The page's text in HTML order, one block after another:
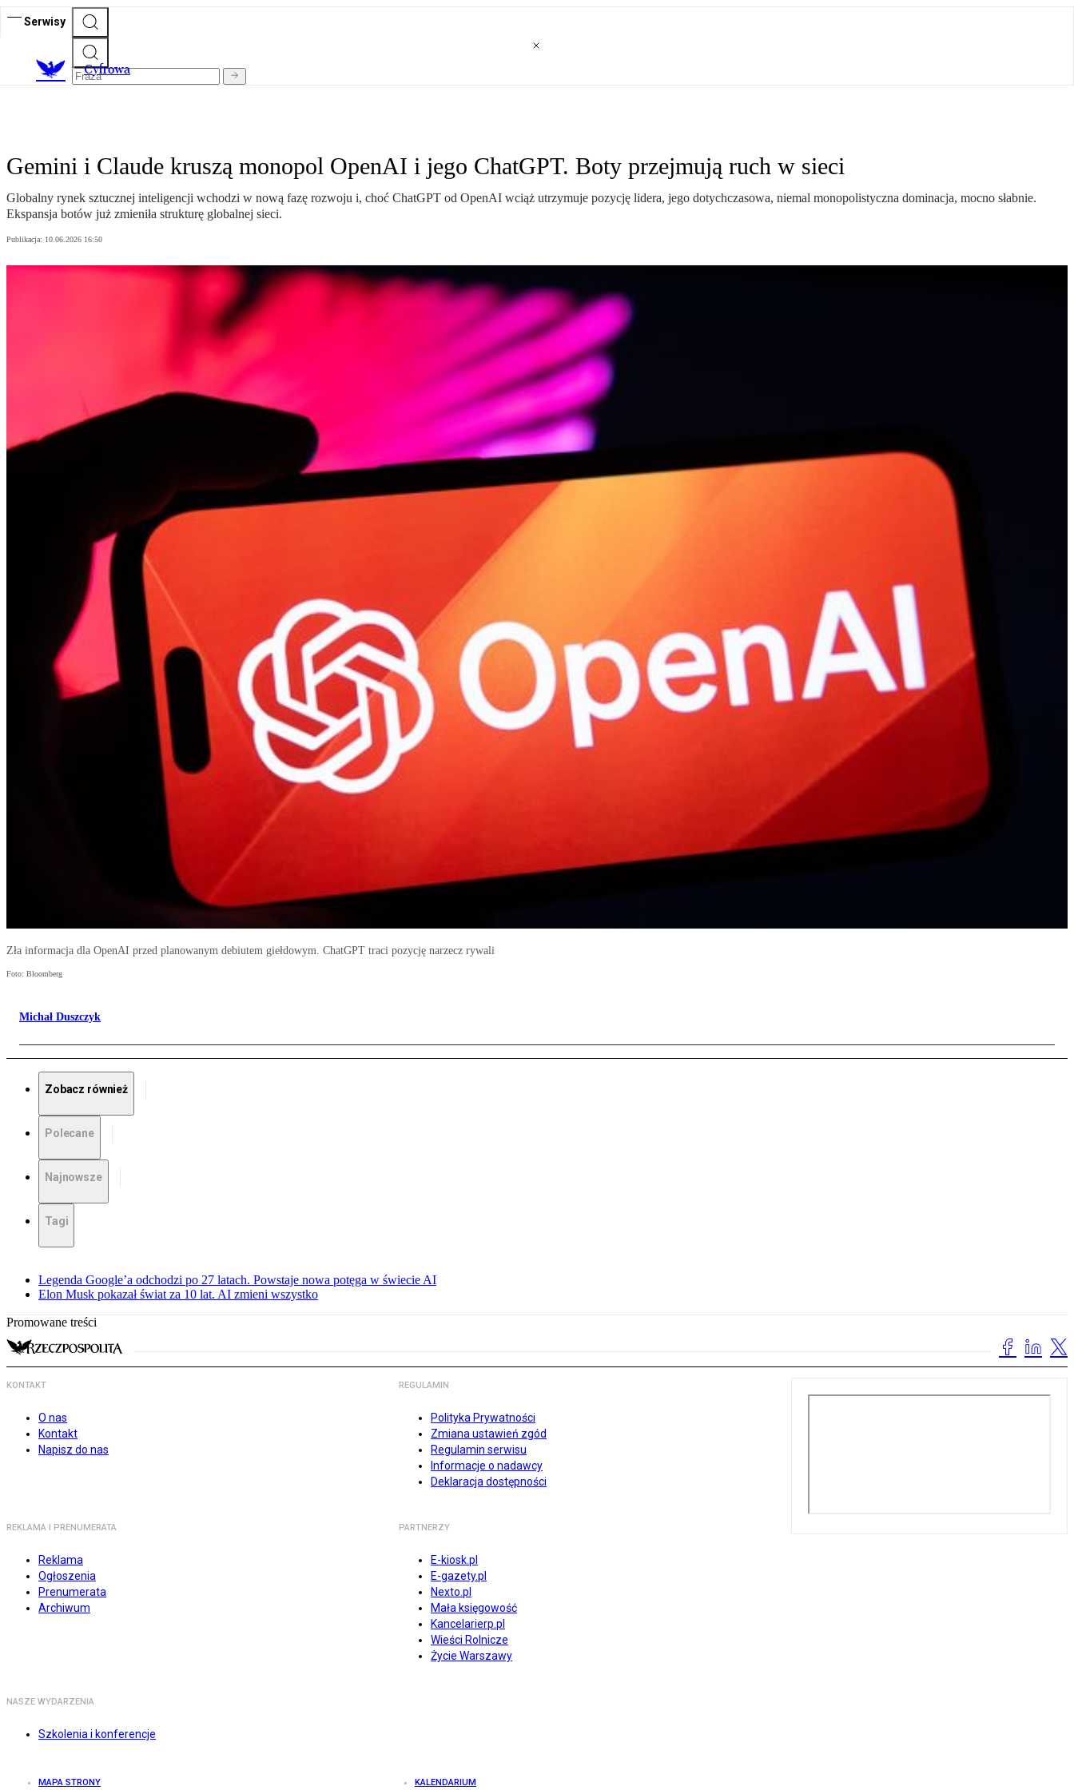
Serwisy
Cyfrowa
Gemini i Claude kruszą monopol OpenAI i jego ChatGPT. Boty przejmują ruch w sieci
Globalny rynek sztucznej inteligencji wchodzi w nową fazę rozwoju i, choć ChatGPT od OpenAI wciąż utrzymuje pozycję lidera, jego dotychczasowa, niemal monopolistyczna dominacja, mocno słabnie.
Ekspansja botów już zmieniła strukturę globalnej sieci.
Publikacja: 10.06.2026 16:50
Zła informacja dla OpenAI przed planowanym debiutem giełdowym. ChatGPT traci pozycję narzecz rywali
Foto: Bloomberg
Michał Duszczyk
Zobacz również
Polecane
Najnowsze
Tagi
Legenda Google’a odchodzi po 27 latach. Powstaje nowa potęga w świecie AI
Elon Musk pokazał świat za 10 lat. AI zmieni wszystko
Promowane treści
KONTAKT
O nas
Kontakt
Napisz do nas
REGULAMIN
Polityka Prywatności
Zmiana ustawień zgód
Regulamin serwisu
Informacje o nadawcy
Deklaracja dostępności
REKLAMA I PRENUMERATA
Reklama
Ogłoszenia
Prenumerata
Archiwum
PARTNERZY
E-kiosk.pl
E-gazety.pl
Nexto.pl
Mała księgowość
Kancelarierp.pl
Wieści Rolnicze
Życie Warszawy
NASZE WYDARZENIA
Szkolenia i konferencje
MAPA STRONY KALENDARIUM